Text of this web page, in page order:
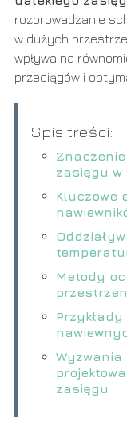
rozprowadzanie
w dużych
wpływa na
przeciągów i
Spis treści:
zasięgu w
Kluczowe
Metody
zasięgu